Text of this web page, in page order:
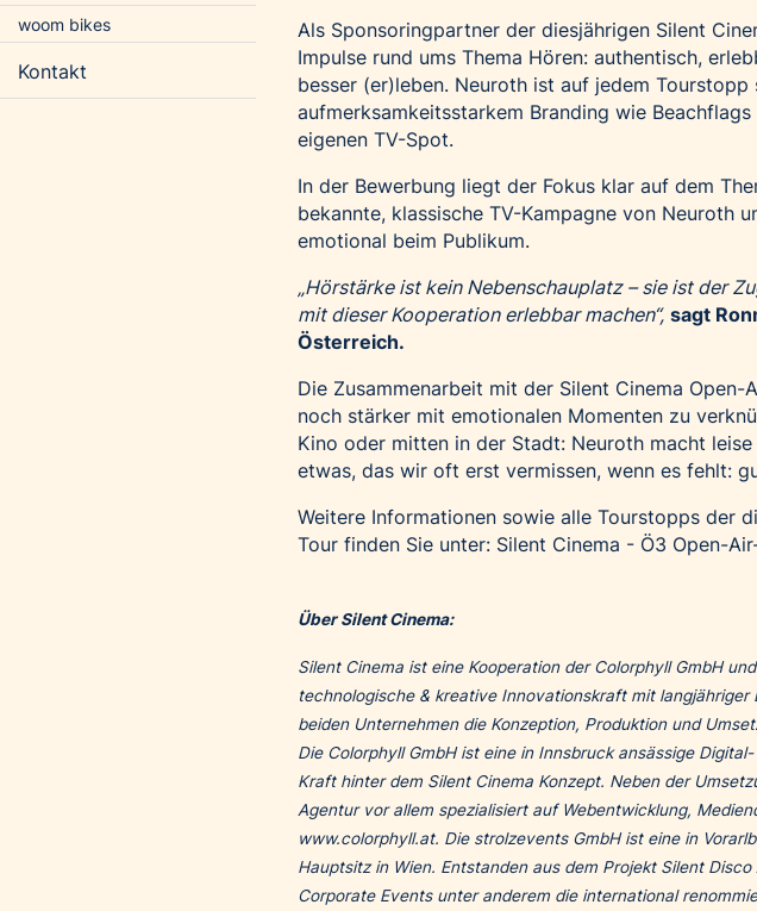
woom bikes
Kontakt
Als Sponsoringpartner der diesjährigen Silent
Impulse rund ums Thema Hören: authentisch,
besser (er)leben. Neuroth ist auf jedem
aufmerksamkeitsstarkem Branding wie
eigenen TV-Spot.
In der Bewerbung liegt der Fokus klar auf dem
bekannte, klassische TV-Kampagne von Neuroth
emotional beim Publikum.
„Hörstärke ist kein Nebenschauplatz – sie ist der
mit dieser Kooperation erlebbar machen“, sagt
Österreich.
Die Zusammenarbeit mit der Silent Cinema
noch stärker mit emotionalen Momenten zu
Kino oder mitten in der Stadt: Neuroth macht
etwas, das wir oft erst vermissen, wenn es fehlt:
Weitere Informationen sowie alle Tourstopps der
Tour finden Sie unter: Silent Cinema - Ö3 Open-
Über Silent Cinema:
Silent Cinema ist eine Kooperation der Colorphyll GmbH
technologische & kreative Innovationskraft mit
beiden Unternehmen die Konzeption, Produktion und
Die Colorphyll GmbH ist eine in Innsbruck ansässige
Kraft hinter dem Silent Cinema Konzept. Neben der
Agentur vor allem spezialisiert auf Webentwicklung,
www.colorphyll.at. Die strolzevents GmbH ist eine in
Hauptsitz in Wien. Entstanden aus dem Projekt Silent
Corporate Events unter anderem die international